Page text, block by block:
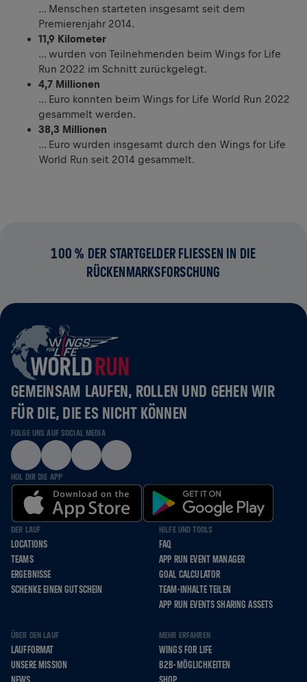
… Menschen starteten insgesamt seit dem
Premierenjahr 2014.
11,9 Kilometer
… wurden von Teilnehmenden beim Wings for Life
Run 2022 im Schnitt zurückgelegt.
4,7 Millionen
… Euro konnten beim Wings for Life World Run 2022
gesammelt werden.
38,3 Millionen
… Euro wurden insgesamt durch den Wings for Life
World Run seit 2014 gesammelt.
100 % DER STARTGELDER FLIESSEN IN DIE R
ÜCKENMARKSFORSCHUNG
GEMEINSAM LAUFEN, ROLLEN UND GEHEN WIR
FÜR DIE, DIE ES NICHT KÖNNEN
FOLGE UNS AUF SOCIAL MEDIA
HOL DIR DIE APP
DER LAUF
LOCATIONS
TEAMS
ERGEBNISSE
SCHENKE EINEN GUTSCHEIN
HILFE UND TOOLS
FAQ
APP RUN EVENT MANAGER
GOAL CALCULATOR
TEAM-INHALTE TEILEN
APP RUN EVENTS SHARING ASSETS
ÜBER DEN LAUF
LAUFFORMAT
UNSERE MISSION
MEHR ERFAHREN
WINGS FOR LIFE
B2B-MÖGLICHKEITEN